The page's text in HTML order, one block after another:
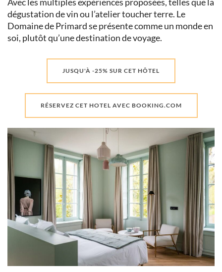
dégustation de vin ou l’atelier toucher terre. Le
Domaine de Primard se présente comme un monde en
soi, plutôt qu’une destination de voyage.
JUSQU'À -25% SUR CET HÔTEL
RÉSERVEZ CET HOTEL AVEC BOOKING.COM